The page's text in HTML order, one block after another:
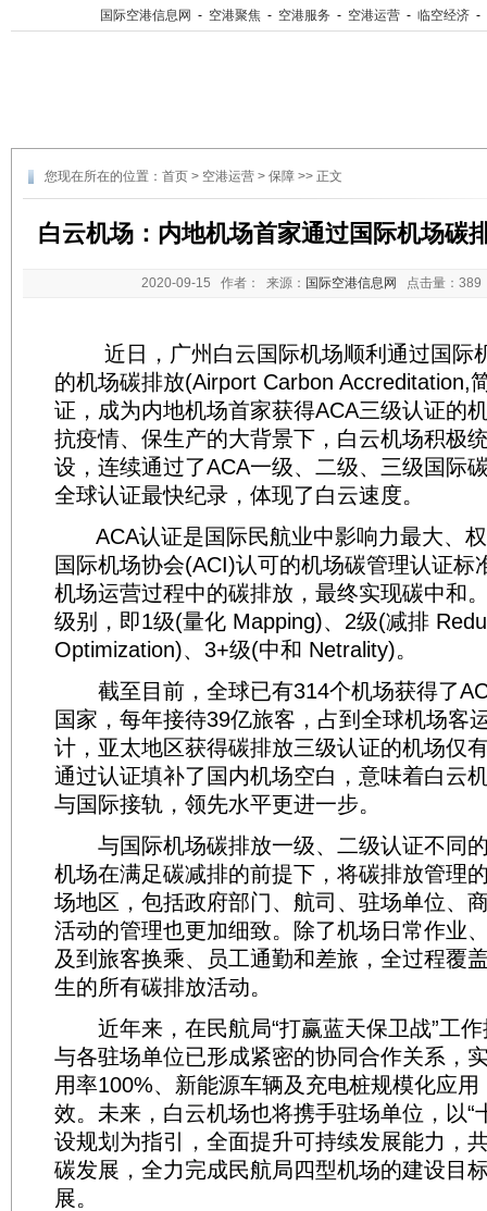
国际空港信息网 - 空港聚焦 - 空港服务 - 空港运营 - 临空经济 -
您现在所在的位置： 首页 > 空港运营 > 保障 >> 正文
白云机场：内地机场首家通过国际机场碳
2020-09-15 作者： 来源： 国际空港信息网 点击量：
近日，广州白云国际机场顺利通过国际
的机场碳排放(Airport Carbon Accreditation,
证，成为内地机场首家获得ACA三级认证的
抗疫情、保生产的大背景下，白云机场积极
设，连续通过了ACA一级、二级、三级国际
全球认证最快纪录，体现了白云速度。
ACA认证是国际民航业中影响力最大、权
国际机场协会(ACI)认可的机场碳管理认证标
机场运营过程中的碳排放，最终实现碳中和
级别，即1级(量化 Mapping)、2级(减排
Optimization)、3+级(中和 Netrality)。
截至目前，全球已有314个机场获得了
国家，每年接待39亿旅客，占到全球机场客
计，亚太地区获得碳排放三级认证的机场仅
通过认证填补了国内机场空白，意味着白云
与国际接轨，领先水平更进一步。
与国际机场碳排放一级、二级认证不同
机场在满足碳减排的前提下，将碳排放管理
场地区，包括政府部门、航司、驻场单位、
活动的管理也更加细致。除了机场日常作业
及到旅客换乘、员工通勤和差旅，全过程覆
生的所有碳排放活动。
近年来，在民航局“打赢蓝天保卫战”工作
与各驻场单位已形成紧密的协同合作关系，
用率100%、新能源车辆及充电桩规模化应
效。未来，白云机场也将携手驻场单位，以“
设规划为指引，全面提升可持续发展能力，
碳发展，全力完成民航局四型机场的建设目
展。